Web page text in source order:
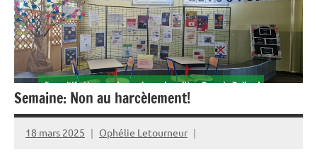
Semaine: Non au harcèlement!
18 mars 2025 Ophélie Letourneur